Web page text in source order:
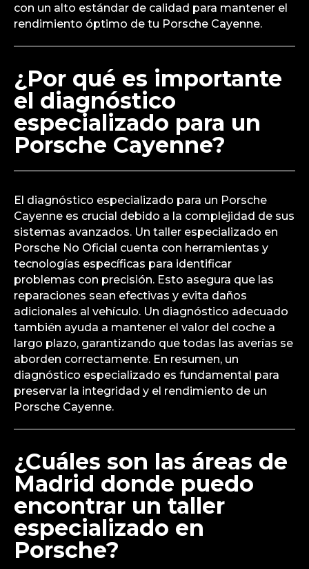
con un alto estándar de calidad para mantener el
rendimiento óptimo de tu Porsche Cayenne.
¿Por qué es importante
el diagnóstico
especializado para un
Porsche Cayenne?
El diagnóstico especializado para un Porsche
Cayenne es crucial debido a la complejidad de sus
sistemas avanzados. Un taller especializado en
Porsche No Oficial cuenta con herramientas y
tecnologías específicas para identificar
problemas con precisión. Esto asegura que las
reparaciones sean efectivas y evita daños
adicionales al vehículo. Un diagnóstico adecuado
también ayuda a mantener el valor del coche a
largo plazo, garantizando que todas las averías se
aborden correctamente. En resumen, un
diagnóstico especializado es fundamental para
preservar la integridad y el rendimiento de un
Porsche Cayenne.
¿Cuáles son las áreas de
Madrid donde puedo
encontrar un taller
especializado en
Porsche?